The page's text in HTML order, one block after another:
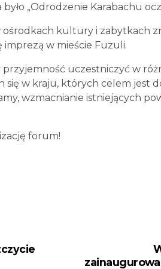
„Odrodzenie Karabachu
kultury i zabytkach
imprezą w mieście Fuzuli.
przyjemność uczestniczyć w
w kraju, których celem jest
wzmacnianie istniejących
forum!